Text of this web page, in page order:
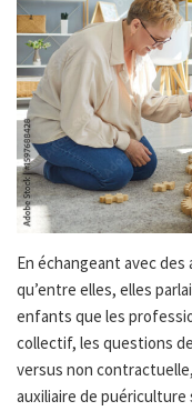
En échangeant avec des
qu’entre elles, elles
enfants que les
collectif, les questions
versus non
auxiliaire de